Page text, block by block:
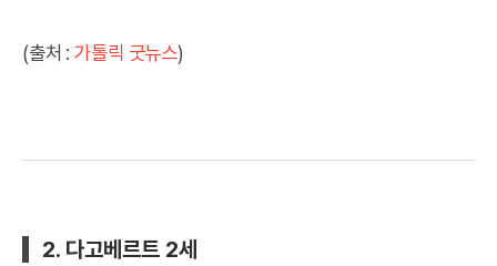
(출처 :가톨릭 굿뉴스)
2. 다고베르트 2세